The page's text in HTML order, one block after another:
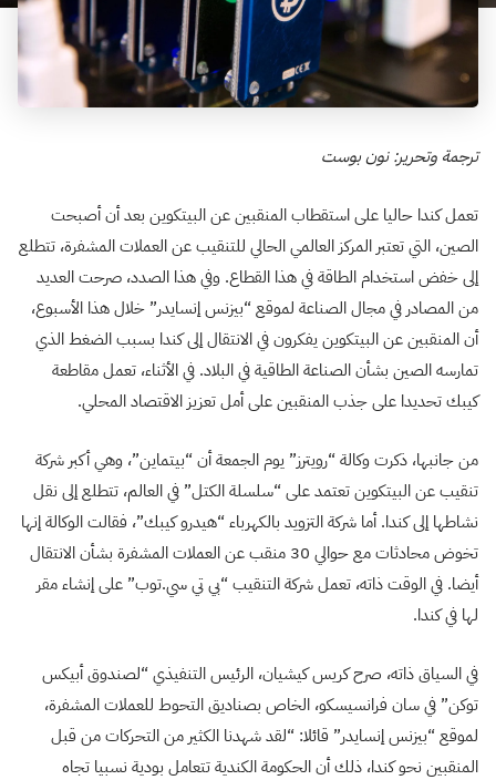
ترجمة وتحرير: نون بوست
تعمل كندا حاليا على استقطاب المنقبين عن البيتكوين بعد أن أصبحت
الصين، التي تعتبر المركز العالمي الحالي للتنقيب عن العملات المشفرة، تتطلع
إلى خفض استخدام الطاقة في هذا القطاع. وفي هذا الصدد، صرحت العديد
من المصادر في مجال الصناعة لموقع “بيزنس إنسايدر” خلال هذا الأسبوع،
أن المنقبين عن البيتكوين يفكرون في الانتقال إلى كندا بسبب الضغط الذي
تمارسه الصين بشأن الصناعة الطاقية في البلاد. في الأثناء، تعمل مقاطعة
كيبك تحديدا على جذب المنقبين على أمل تعزيز الاقتصاد المحلي.
من جانبها، ذكرت وكالة “رويترز” يوم الجمعة أن “بيتماين”، وهي أكبر شركة
تنقيب عن البيتكوين تعتمد على “سلسلة الكتل” في العالم، تتطلع إلى نقل
نشاطها إلى كندا. أما شركة التزويد بالكهرباء “هيدرو كيبك”، فقالت الوكالة إنها
تخوض محادثات مع حوالي 30 منقب عن العملات المشفرة بشأن الانتقال
أيضا. في الوقت ذاته، تعمل شركة التنقيب “بي تي سي.توب” على إنشاء مقر
لها في كندا.
في السياق ذاته، صرح كريس كيشيان، الرئيس التنفيذي “لصندوق أبيكس
توكن” في سان فرانسيسكو، الخاص بصناديق التحوط للعملات المشفرة،
لموقع “بيزنس إنسايدر” قائلا: “لقد شهدنا الكثير من التحركات من قبل
المنقبين نحو كندا، ذلك أن الحكومة الكندية تتعامل بودية نسبيا تجاه